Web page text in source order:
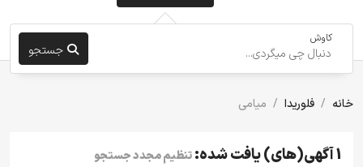
کاوش
جستجو
خانه فلوریدا میامی
1 آگهی(های) یافت شده:
تنظیم مجدد جستجو